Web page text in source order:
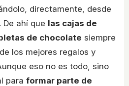
directamente, desde
De ahí que las cajas de
de chocolate siempre
los mejores regalos y
eso no es todo, sino
para formar parte de